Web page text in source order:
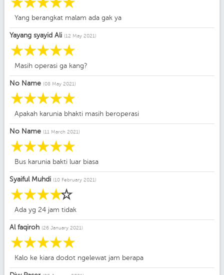
Yang berangkat malam ada gak ya
Yayang syayid Ali (12 May 2021)
☆
☆
☆
☆
☆
Masih operasi ga kang?
No Name (08 May 2021)
☆
☆
☆
☆
☆
Apakah karunia bhakti masih beroperasi
No Name (11 March 2021)
☆
☆
☆
☆
☆
Bus karunia bakti luar biasa
Syaiful Muhdi (10 February 2021)
☆
☆
☆
☆
☆
Ada yg 24 jam tidak
Al faqiroh (26 January 2021)
☆
☆
☆
☆
☆
Kalo ke kiara dodot ngelewat jam berapa